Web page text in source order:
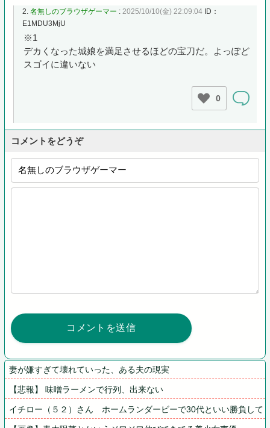
2. 名無しのブラウザゲーマー : 2025/10/10(金) 22:09:04 ID：
E1MDU3MjU
※1
デカくなった城娘を満足させるほどの宝刀だ。よっぽど
スゴイに違いない
0
コメントをどうぞ
妻が嫌すぎて壊れていった、ある夫の現実
【悲報】 味噌ラーメンで行列、出来ない
イチロー（５２）さん　ホームランダービーで30代といい勝負して